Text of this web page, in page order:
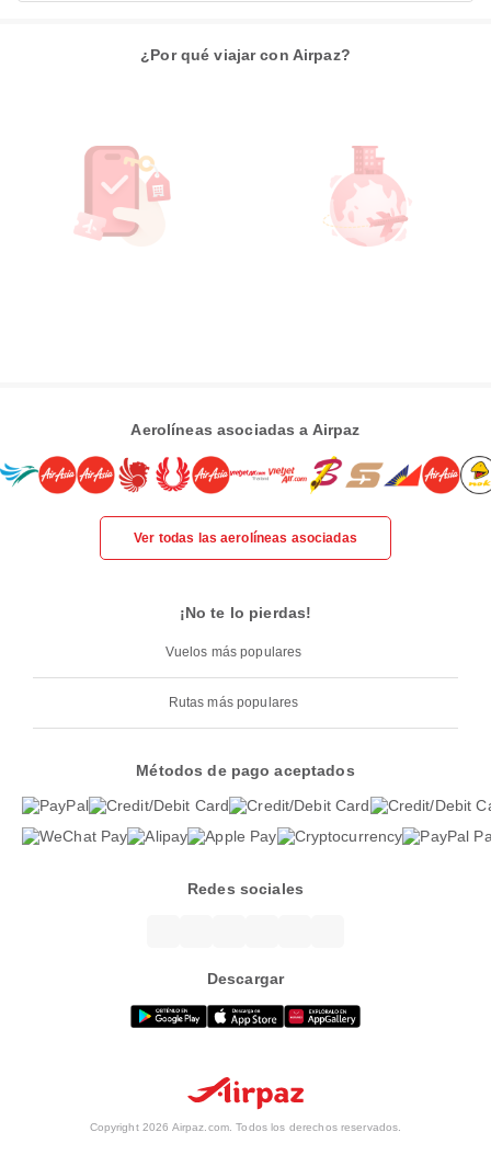
¿Por qué viajar con Airpaz?
Aerolíneas asociadas a Airpaz
Ver todas las aerolíneas asociadas
¡No te lo pierdas!
Vuelos más populares
Rutas más populares
Métodos de pago aceptados
Redes sociales
Descargar
Copyright 2026 Airpaz.com. Todos los derechos reservados.